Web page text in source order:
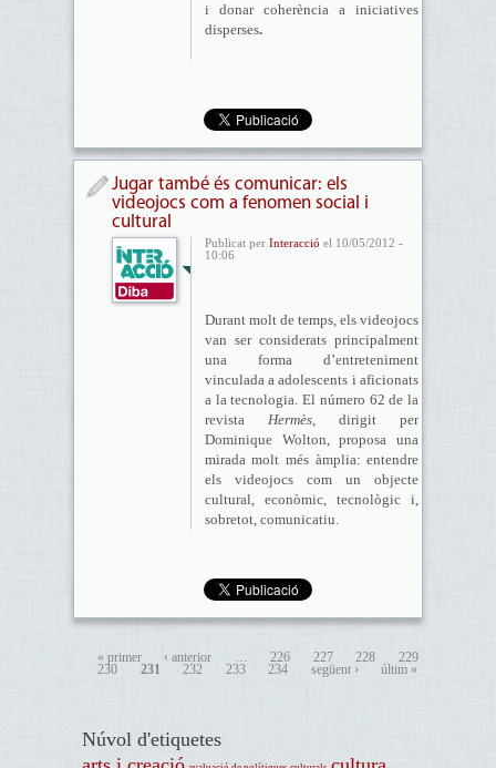
i donar coherència a iniciatives
disperses.
Jugar també és comunicar: els
videojocs com a fenomen social i
cultural
Publicat per Interacció el 10/05/2012 -
10:06
Durant molt de temps, els videojocs
van ser considerats principalment
una forma d’entreteniment
vinculada a adolescents i aficionats
a la tecnologia. El número 62 de la
revista Hermès, dirigit per
Dominique Wolton, proposa una
mirada molt més àmplia: entendre
els videojocs com un objecte
cultural, econòmic, tecnològic i,
sobretot, comunicatiu.
« primer ‹ anterior … 226 227 228
229
230
231 232 233 234 següent › últim »
Núvol d'etiquetes